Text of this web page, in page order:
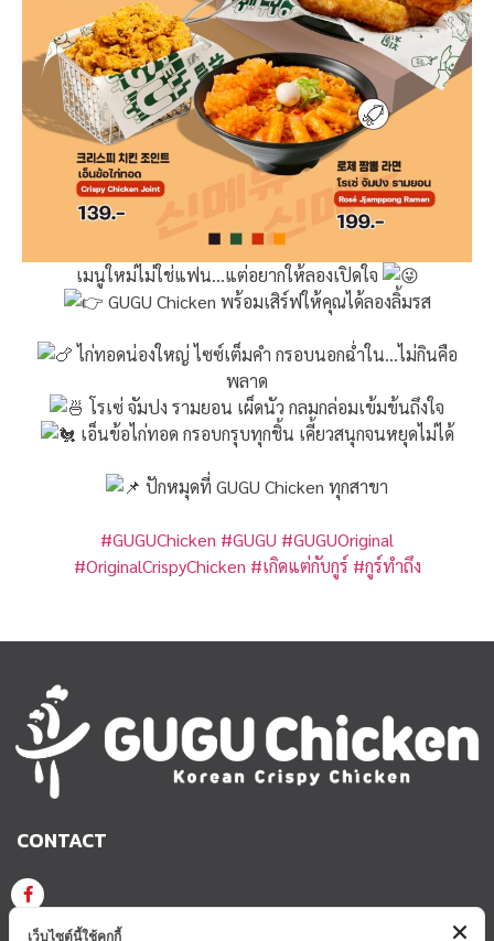
เมนูใหม่ไม่ใช่แฟน…แต่อยากให้ลองเปิดใจ
GUGU Chicken พร้อมเสิร์ฟให้คุณได้ลองลิ้มรส
ไก่ทอดน่องใหญ่ ไซซ์เต็มคำ กรอบนอกฉ่ำใน…ไม่กินคือ
พลาด
โรเซ่ จัมปง รามยอน เผ็ดนัว กลมกล่อมเข้มข้นถึงใจ
เอ็นข้อไก่ทอด กรอบกรุบทุกชิ้น เคี้ยวสนุกจนหยุดไม่ได้
ปักหมุดที่ GUGU Chicken ทุกสาขา
#GUGUChicken #GUGU #GUGUOriginal
#OriginalCrispyChicken #เกิดแต่กับกูร์ #กูร์ทำถึง
CONTACT
GUGU CHICKEN KOREAN CRISPY CHICKEN
เว็บไซต์นี้ใช้คุกกี้